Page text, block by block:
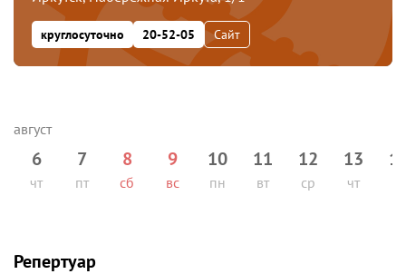
круглосуточно 20-52-05 Сайт
6
чт
7
пт
8
сб
9
вс
10
пн
11
вт
12
ср
13
чт
Репертуар